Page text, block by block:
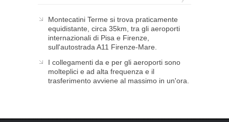
Montecatini Terme si trova praticamente
equidistante, circa 35km, tra gli aeroporti
internazionali di Pisa e Firenze,
sull'autostrada A11 Firenze-Mare.
I collegamenti da e per gli aeroporti sono
molteplici e ad alta frequenza e il
trasferimento avviene al massimo in un'ora.